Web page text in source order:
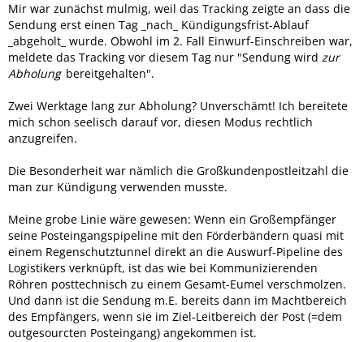
Mir war zunächst mulmig, weil das Tracking zeigte an dass die
Sendung erst einen Tag _nach_ Kündigungsfrist-Ablauf
_abgeholt_ wurde. Obwohl im 2. Fall Einwurf-Einschreiben war,
meldete das Tracking vor diesem Tag nur "Sendung wird zur
Abholung bereitgehalten".
Zwei Werktage lang zur Abholung? Unverschämt! Ich bereitete
mich schon seelisch darauf vor, diesen Modus rechtlich
anzugreifen.
Die Besonderheit war nämlich die Großkundenpostleitzahl die
man zur Kündigung verwenden musste.
Meine grobe Linie wäre gewesen: Wenn ein Großempfänger
seine Posteingangspipeline mit den Förderbändern quasi mit
einem Regenschutztunnel direkt an die Auswurf-Pipeline des
Logistikers verknüpft, ist das wie bei Kommunizierenden
Röhren posttechnisch zu einem Gesamt-Eumel verschmolzen.
Und dann ist die Sendung m.E. bereits dann im Machtbereich
des Empfängers, wenn sie im Ziel-Leitbereich der Post (=dem
outgesourcten Posteingang) angekommen ist.